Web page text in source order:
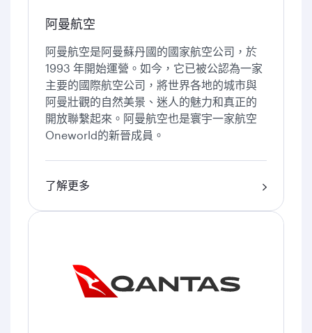
阿曼航空
阿曼航空是阿曼蘇丹國的國家航空公司，於
1993 年開始運營。如今，它已被公認為一家
主要的國際航空公司，將世界各地的城市與
阿曼壯觀的自然美景、迷人的魅力和真正的
開放聯繫起來。阿曼航空也是寰宇一家航空
Oneworld的新晉成員。
了解更多